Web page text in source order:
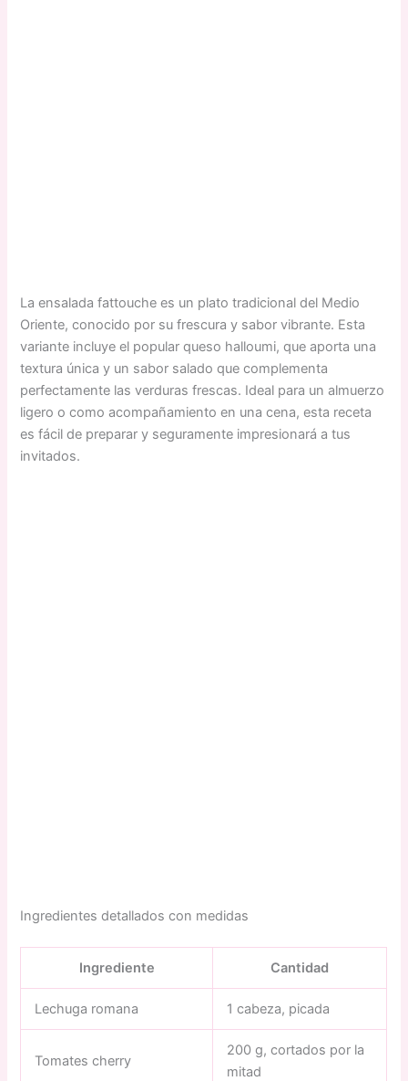
La ensalada fattouche es un plato tradicional del Medio
Oriente, conocido por su frescura y sabor vibrante. Esta
variante incluye el popular queso halloumi, que aporta una
textura única y un sabor salado que complementa
perfectamente las verduras frescas. Ideal para un almuerzo
ligero o como acompañamiento en una cena, esta receta
es fácil de preparar y seguramente impresionará a tus
invitados.
Ingredientes detallados con medidas
Ingrediente Cantidad
Lechuga romana 1 cabeza, picada
Tomates cherry
200 g, cortados por la
mitad